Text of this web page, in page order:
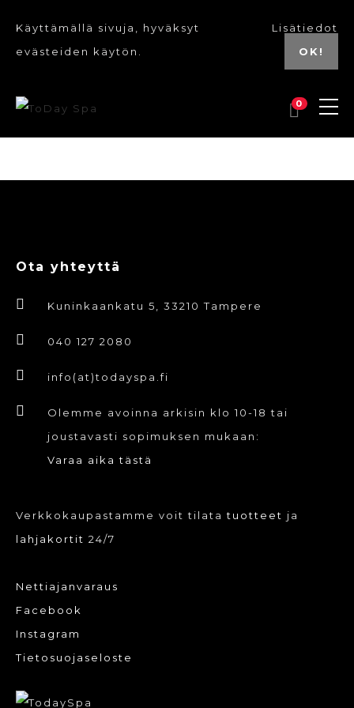
Käyttämällä sivuja, hyväksyt
evästeiden käytön.
Lisätiedot
OK!
0
Ota yhteyttä
Kuninkaankatu 5, 33210 Tampere
040 127 2080
info(at)todayspa.fi
Olemme avoinna arkisin klo 10-18 tai
joustavasti sopimuksen mukaan:
Varaa aika tästä
Verkkokaupastamme voit tilatatuotteet ja
lahjakortit 24/7
Nettiajanvaraus
Facebook
Instagram
Tietosuojaseloste